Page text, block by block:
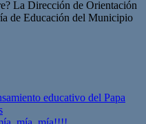
La Dirección de Orientación
de Educación del Municipio